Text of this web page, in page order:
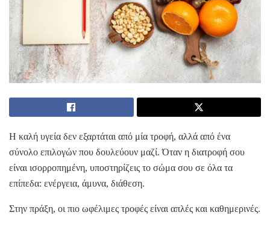
Η καλή υγεία δεν εξαρτάται από μία τροφή, αλλά από ένα
σύνολο επιλογών που δουλεύουν μαζί. Όταν η διατροφή σου
είναι ισορροπημένη, υποστηρίζεις το σώμα σου σε όλα τα
επίπεδα: ενέργεια, άμυνα, διάθεση.
Στην πράξη, οι πιο ωφέλιμες τροφές είναι απλές και καθημερινές.